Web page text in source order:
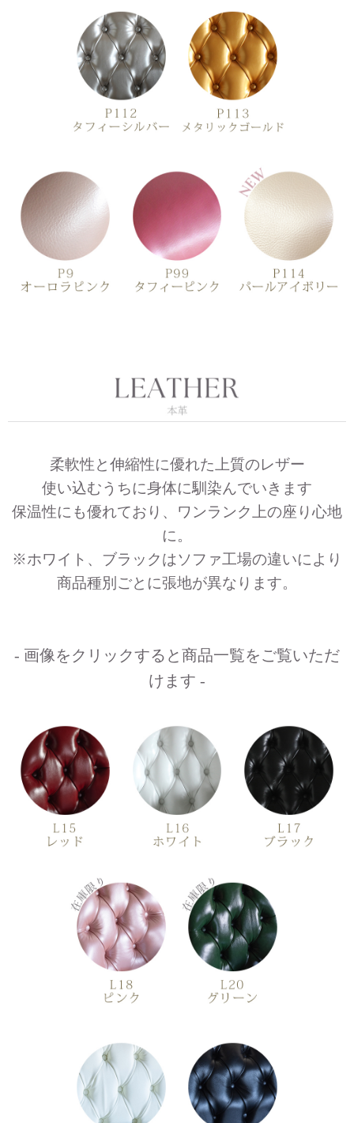
柔軟性と伸縮性に優れた上質のレザー
使い込むうちに身体に馴染んでいきます
保温性にも優れており、ワンランク上の座り心地
に。
※ホワイト、ブラックはソファ工場の違いにより
商品種別ごとに張地が異なります。
- 画像をクリックすると商品一覧をご覧いただ
けます -